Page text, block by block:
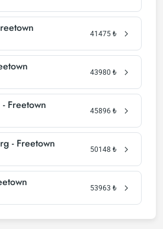
41475 ₺
43980 ₺
Freetown 45896 ₺
- Freetown 50148 ₺
53963 ₺